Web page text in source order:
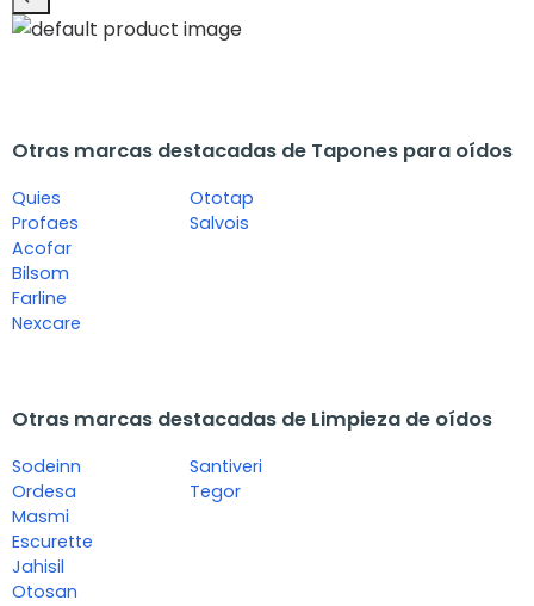
Otras marcas destacadas de Tapones para oídos
Quies
Profaes
Acofar
Bilsom
Farline
Nexcare
Ototap
Salvois
Otras marcas destacadas de Limpieza de oídos
Sodeinn
Ordesa
Masmi
Escurette
Jahisil
Otosan
Santiveri
Tegor